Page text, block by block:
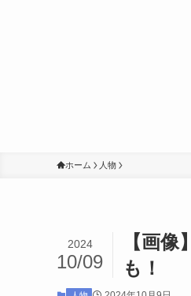
ホーム 人物
【画
も！
2024
10/09